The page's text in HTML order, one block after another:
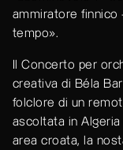
ammiratore finnico
tempo».
Il Concerto per
creativa di Béla
folclore di un
ascoltata in
area croata, la